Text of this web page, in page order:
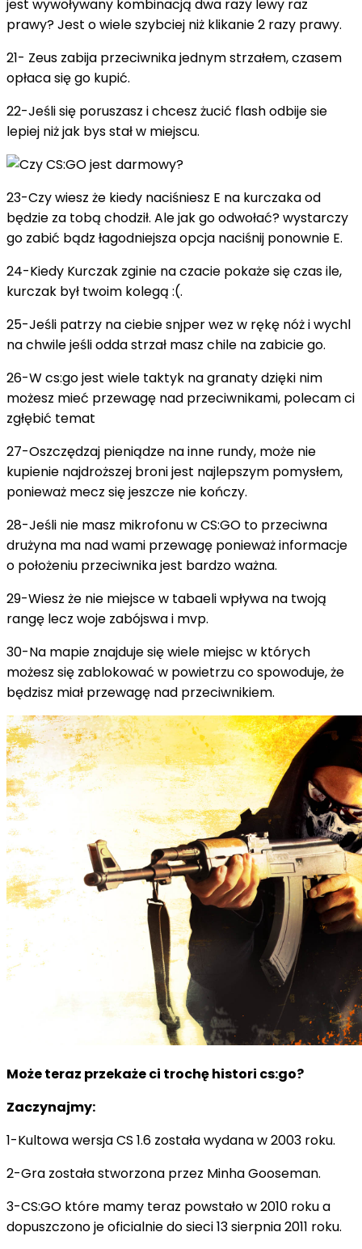
jest wywoływany kombinacją dwa razy lewy raz
prawy? Jest o wiele szybciej niż klikanie 2 razy prawy.
21- Zeus zabija przeciwnika jednym strzałem, czasem
opłaca się go kupić.
22-Jeśli się poruszasz i chcesz żucić flash odbije sie
lepiej niż jak bys stał w miejscu.
23-Czy wiesz że kiedy naciśniesz E na kurczaka od
będzie za tobą chodził. Ale jak go odwołać? wystarczy
go zabić bądz łagodniejsza opcja naciśnij ponownie E.
24-Kiedy Kurczak zginie na czacie pokaże się czas ile,
kurczak był twoim kolegą :(.
25-Jeśli patrzy na ciebie snjper wez w rękę nóż i wychl
na chwile jeśli odda strzał masz chile na zabicie go.
26-W cs:go jest wiele taktyk na granaty dzięki nim
możesz mieć przewagę nad przeciwnikami, polecam ci
zgłębić temat
27-Oszczędzaj pieniądze na inne rundy, może nie
kupienie najdroższej broni jest najlepszym pomysłem,
ponieważ mecz się jeszcze nie kończy.
28-Jeśli nie masz mikrofonu w CS:GO to przeciwna
drużyna ma nad wami przewagę ponieważ informacje
o położeniu przeciwnika jest bardzo ważna.
29-Wiesz że nie miejsce w tabaeli wpływa na twoją
rangę lecz woje zabójswa i mvp.
30-Na mapie znajduje się wiele miejsc w których
możesz się zablokować w powietrzu co spowoduje, że
będzisz miał przewagę nad przeciwnikiem.
Może teraz przekaże ci trochę histori cs:go?
Zaczynajmy:
1-Kultowa wersja CS 1.6 została wydana w 2003 roku.
2-Gra została stworzona przez Minha Gooseman.
3-CS:GO które mamy teraz powstało w 2010 roku a
dopuszczono je oficialnie do sieci 13 sierpnia 2011 roku.